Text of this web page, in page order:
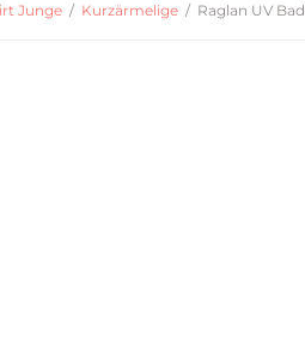
Junge / Kurzärmelige / Raglan UV